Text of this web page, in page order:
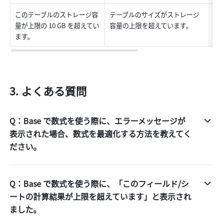
このテーブルのストレージ容
量が上限の 10 GB を超えてい
ます。
テーブルのサイズがストレージ
容量の上限を超えています。
よくある質問
Q：Base で数式を使う際に、エラーメッセージが
表示された場合、数式を最適化する方法を教えてく
ださい。
Q：Base で数式を使う際に、「このフィールド/シ
ートの計算結果が上限を超えています」と表示され
ました。